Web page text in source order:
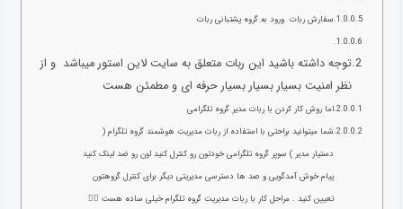
سفارش ربات ورود به گروه پشتبانی ربات
توجه داشته باشید این ربات متعلق به سایت لاین استور میباشد و از
نظر امنیت بسیار بسیار بسیار حرفه ای و مطمئن هست
اما روش کار کردن با ربات مدیر گروه تلگرامی
شما میتوانید براحتی با استفاده از ربات مدیریت هوشمند گروه تلگرام (
دستیار مدیر ) سوپر گروه تلگرامی خودتون رو کنترل کنید اون رو ضد لینک کنید
پیام خوش آمدگویی و صد ها دسترسی مدیریتی دیگر برای کنترل گروهتون
تعیین کنید . مراحل کار با ربات مدیریت گروه تلگرام خیلی ساده هست ۱⃣